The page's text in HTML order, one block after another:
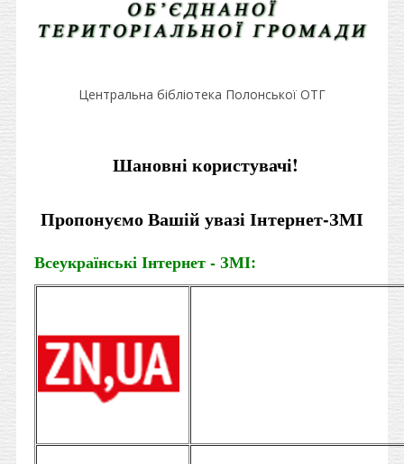
Центральна бібліотека Полонської ОТГ
Шановні користувачі!
Пропонуємо Вашій увазі Інтернет-ЗМІ
Всеукраїнські Інтернет - ЗМІ: